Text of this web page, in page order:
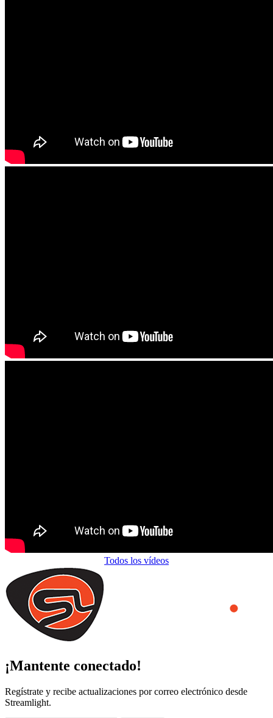
Todos los vídeos
¡Mantente conectado!
Regístrate y recibe actualizaciones por correo electrónico desde
Streamlight.